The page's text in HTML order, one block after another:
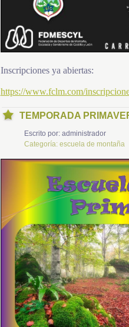
Inscripciones ya abiertas:
https://www.fclm.com/
TEMPORADA
Escrito por: administrador
Categoría: escuela de montaña